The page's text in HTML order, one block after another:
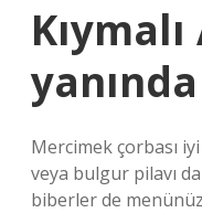
Mercimek çorbası
veya bulgur pilavı
biberler de